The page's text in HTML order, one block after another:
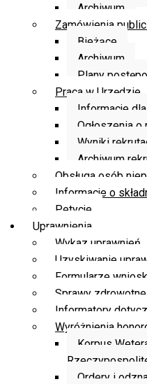
Archiwum
Zamówienia
Bieżące
Archiwum
Plany
Praca w Urzędzie
Informacje
Ogłoszenia o
Wyniki
Archiwum
Obsługa osób
Informacje o
Petycje
Uprawnienia
Wykaz uprawnień
Uzyskiwanie
Formularze
Sprawy
Informatory
Wyróżnienia
Korpus
Ordery i